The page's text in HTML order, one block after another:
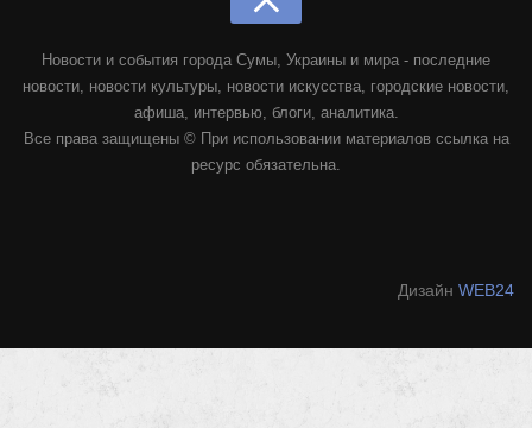
Новости и события города Сумы, Украины и мира - последние
новости, новости культуры, новости искусства, городские новости,
афиша, интервью, блоги, аналитика.
Все права защищены © При использовании материалов ссылка на
ресурс обязательна.
Дизайн WEB24